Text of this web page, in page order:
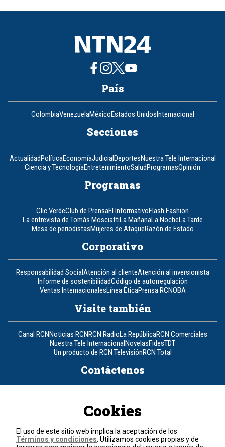
8
País
ColombiaVenezuelaMéxicoEstados UnidosInternacional
Secciones
ActualidadPolíticaEconomíaJudicialDeportesNuestra Tele Internacional
Ciencia y TecnologíaEntretenimientoSaludProgramasOpinión
Programas
Clic VerdeClub de PrensaEl InformativoFlash Fashion
La entrevista de Tomás MosciattiLa MañanaLa NocheLa Tarde
Mesa de periodistasMujeres de AtaqueRazón de Estado
Corporativo
Responsabilidad SocialAtención al clienteAtención al inversionista
Informe de sostenibilidadCódigo de autorregulación
Ventas InternacionalesLínea ÉticaPrensa RCNOBA
Visite también
Canal RCNNoticias RCNRCN RadioLa RepúblicaRCN Comerciales
Nuestra Tele InternacionalNovelasFidesTDT
Un producto de RCN TelevisiónRCN Total
Contáctenos
Política de cookies
Términos y condiciones
Cookies
El uso de este sitio web implica la aceptación de los
Términos y condiciones . Utilizamos cookies propias y de